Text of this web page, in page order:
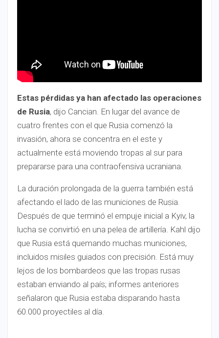
Estas pérdidas ya han afectado las operaciones
de Rusia, dijo Cancian. En lugar del avance de
cuatro frentes con el que Rusia comenzó la
invasión, ahora se concentra en el este y
actualmente está moviendo tropas al sur para
prepararse para una contraofensiva ucraniana.
La duración prolongada de la guerra también está
afectando el lado de las municiones de Rusia.
Después de que terminó el empuje inicial a Kyiv, la
lucha se convirtió en una pelea de artillería. Kahl dijo
que Rusia está quemando muchas municiones,
incluidos misiles guiados con precisión. Está muy
lejos de los bombardeos que las tropas rusas
estaban enviando al país; informes anteriores
señalaron que Rusia estaba disparando hasta
60.000 proyectiles al día.